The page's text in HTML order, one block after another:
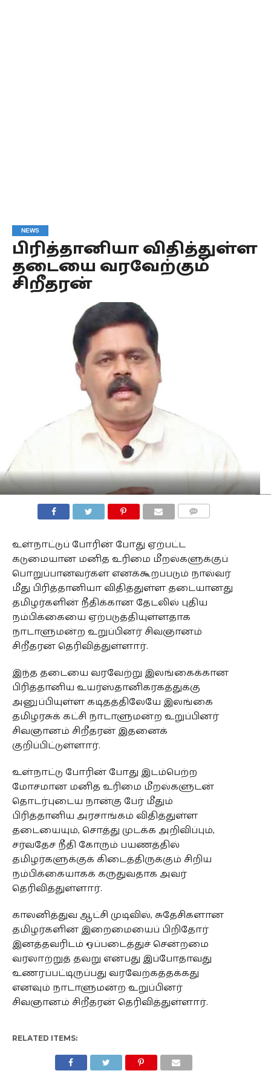
NEWS
பிரித்தானியா விதித்துள்ள
தடையை வரவேற்கும்
சிறீதரன்
உள்நாட்டுப் போரின் போது ஏற்பட்ட
கடுமையான மனித உரிமை மீறல்களுக்குப்
பொறுப்பானவர்கள் எனக்கூறப்படும் நால்வர்
மீது பிரித்தானியா விதித்துள்ள தடையானது
தமிழர்களின் நீதிக்கான தேடலில் புதிய
நம்பிக்கையை ஏற்படுத்தியுள்ளதாக
நாடாளுமன்ற உறுப்பினர் சிவஞானம்
சிறீதரன் தெரிவித்துள்ளார்.
இந்த தடையை வரவேற்று இலங்கைக்கான
பிரித்தானிய உயர்ஸ்தானிகரகத்துக்கு
அனுப்பியுள்ள கடிதத்திலேயே இலங்கை
தமிழரசுக் கட்சி நாடாளுமன்ற உறுப்பினர்
சிவஞானம் சிறீதரன் இதனைக்
குறிப்பிட்டுள்ளார்.
உள்நாட்டு போரின் போது இடம்பெற்ற
மோசமான மனித உரிமை மீறல்களுடன்
தொடர்புடைய நான்கு பேர் மீதும்
பிரித்தானிய அரசாங்கம் விதித்துள்ள
தடையையும், சொத்து முடக்க அறிவிப்பும்,
சர்வதேச நீதி கோரும் பயணத்தில்
தமிழர்களுக்குக் கிடைத்திருக்கும் சிறிய
நம்பிக்கையாகக் கருதுவதாக அவர்
தெரிவித்துள்ளார்.
காலனித்துவ ஆட்சி முடிவில், சுதேசிகளான
தமிழர்களின் இறைமையைப் பிறிதோர்
இனத்தவரிடம் ஒப்படைத்துச் சென்றமை
வரலாற்றுத் தவறு என்பது இப்போதாவது
உணரப்பட்டிருப்பது வரவேற்கத்தக்கது
எனவும் நாடாளுமன்ற உறுப்பினர்
சிவஞானம் சிறீதரன் தெரிவித்துள்ளார்.
RELATED ITEMS: